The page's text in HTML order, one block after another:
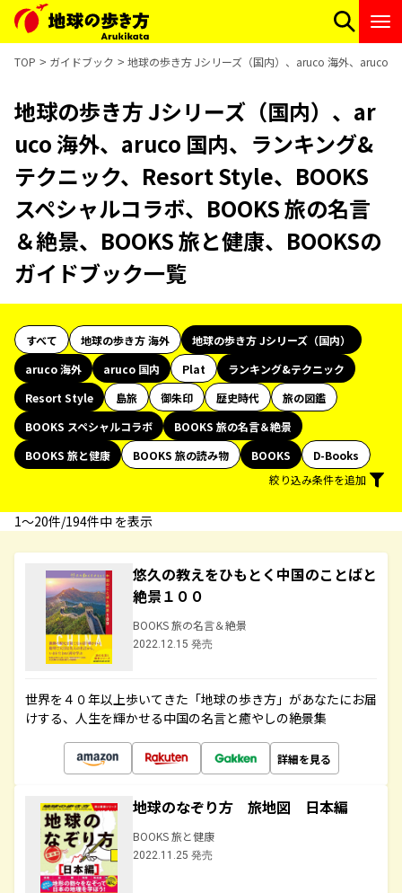
TOP ガイドブック 地球の歩き方 Jシリーズ（国内）、aruco 海外、aruco
地球の歩き方 Jシリーズ（国内）、ar
uco 海外、aruco 国内、ランキング&
テクニック、Resort Style、BOOKS
スペシャルコラボ、BOOKS 旅の名言
＆絶景、BOOKS 旅と健康、BOOKSの
ガイドブック一覧
すべて 地球の歩き方 海外
地球の歩き方 Jシリーズ（国内）
aruco 海外
aruco 国内 Plat
ランキング&テクニック
Resort Style
島旅 御朱印 歴史時代
旅の図鑑
BOOKS スペシャルコラボ
BOOKS 旅の名言＆絶景
BOOKS 旅と健康
BOOKS 旅の読み物 BOOKS
D-Books
絞り込み条件を追加
1〜20件/194件中 を表示
悠久の教えをひもとく中国のことばと
絶景１００
BOOKS 旅の名言＆絶景
2022.12.15 発売
世界を４０年以上歩いてきた「地球の歩き方」があなたにお届
けする、人生を輝かせる中国の名言と癒やしの絶景集
詳細を見る
地球のなぞり方 旅地図 日本編
BOOKS 旅と健康
2022.11.25 発売